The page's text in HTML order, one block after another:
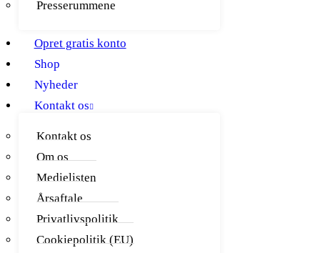
Presserummene
Opret gratis konto
Shop
Nyheder
Kontakt os
Kontakt os
Om os
Medielisten
Årsaftale
Privatlivspolitik
Cookiepolitik (EU)